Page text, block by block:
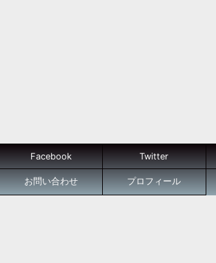
Facebook Twitter
お問い合わせ プロフィール